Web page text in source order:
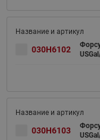
030H6102
030H6103